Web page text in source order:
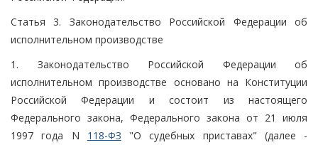
Статья 3. Законодательство Российской Федерации об
исполнительном производстве
1. Законодательство Российской Федерации об
исполнительном производстве основано на Конституции
Российской Федерации и состоит из настоящего
Федерального закона, Федерального закона от 21 июля
1997 года N 118-ФЗ "О судебных приставах" (далее -